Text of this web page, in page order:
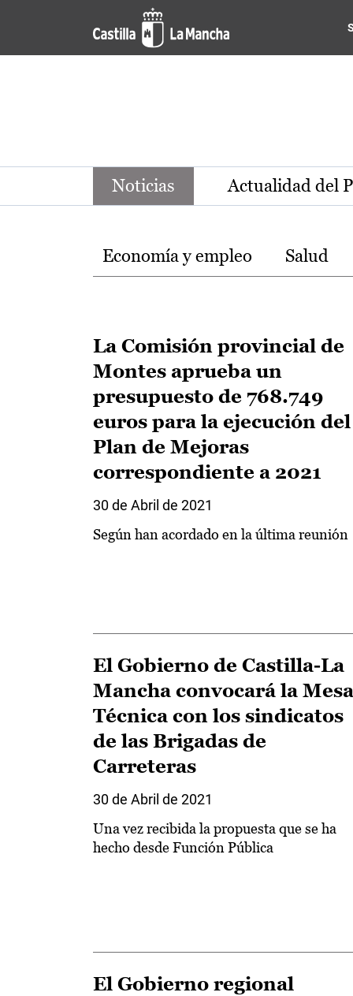
Pasar al contenido principal
Noticias de la región de
Noticias Actualidad del
Temas
Economía y empleo Salud
La Comisión provincial de
Montes aprueba un
presupuesto de 768.749
euros para la ejecución del
Plan de Mejoras
correspondiente a 2021
30 de Abril de 2021
Según han acordado en la última reunión
El Gobierno de Castilla-La
Mancha convocará la Mesa
Técnica con los sindicatos
de las Brigadas de
Carreteras
30 de Abril de 2021
Una vez recibida la propuesta que se ha
hecho desde Función Pública
El Gobierno regional